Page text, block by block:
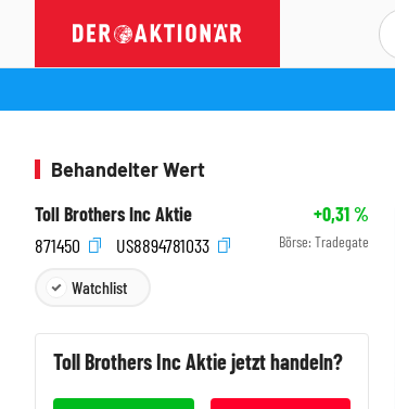
Behandelter Wert
Toll Brothers Inc Aktie
+0,31%
871450
US8894781033 Börse: Tradegate
Watchlist
Toll Brothers IncAktie jetzt handeln?